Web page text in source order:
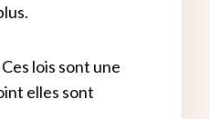
lois sont une
elles sont